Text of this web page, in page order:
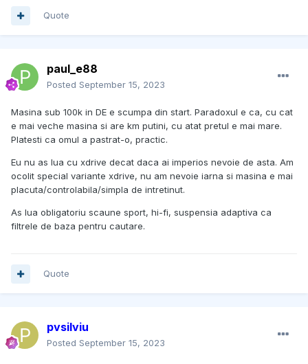
Quote
paul_e88
Posted September 15, 2023
Masina sub 100k in DE e scumpa din start. Paradoxul e ca, cu cat
e mai veche masina si are km putini, cu atat pretul e mai mare.
Platesti ca omul a pastrat-o, practic.
Eu nu as lua cu xdrive decat daca ai imperios nevoie de asta. Am
ocolit special variante xdrive, nu am nevoie iarna si masina e mai
placuta/controlabila/simpla de intretinut.
As lua obligatoriu scaune sport, hi-fi, suspensia adaptiva ca
filtrele de baza pentru cautare.
Quote
pvsilviu
Posted September 15, 2023